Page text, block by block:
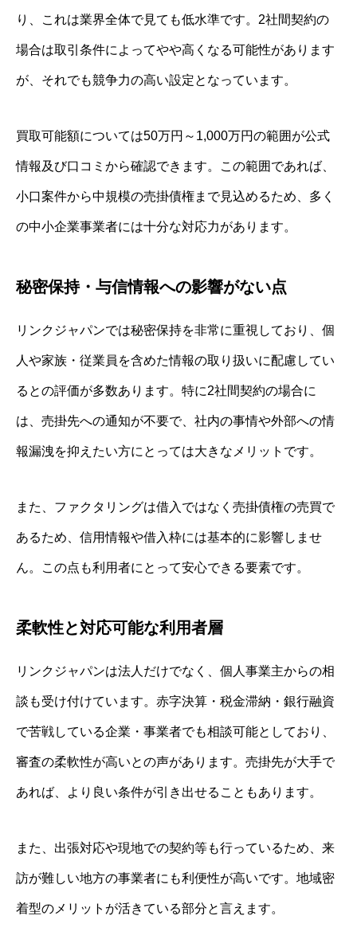
り、これは業界全体で見ても低水準です。2社間契約の
場合は取引条件によってやや高くなる可能性があります
が、それでも競争力の高い設定となっています。
買取可能額については50万円～1,000万円の範囲が公式
情報及び口コミから確認できます。この範囲であれば、
小口案件から中規模の売掛債権まで見込めるため、多く
の中小企業事業者には十分な対応力があります。
秘密保持・与信情報への影響がない点
リンクジャパンでは秘密保持を非常に重視しており、個
人や家族・従業員を含めた情報の取り扱いに配慮してい
るとの評価が多数あります。特に2社間契約の場合に
は、売掛先への通知が不要で、社内の事情や外部への情
報漏洩を抑えたい方にとっては大きなメリットです。
また、ファクタリングは借入ではなく売掛債権の売買で
あるため、信用情報や借入枠には基本的に影響しませ
ん。この点も利用者にとって安心できる要素です。
柔軟性と対応可能な利用者層
リンクジャパンは法人だけでなく、個人事業主からの相
談も受け付けています。赤字決算・税金滞納・銀行融資
で苦戦している企業・事業者でも相談可能としており、
審査の柔軟性が高いとの声があります。売掛先が大手で
あれば、より良い条件が引き出せることもあります。
また、出張対応や現地での契約等も行っているため、来
訪が難しい地方の事業者にも利便性が高いです。地域密
着型のメリットが活きている部分と言えます。